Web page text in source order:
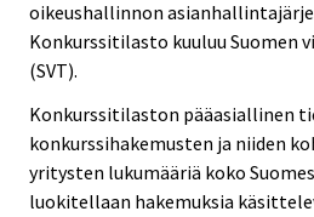
oikeushallinnon
Konkurssitilasto kuuluu Suomen
(SVT).
Konkurssitilaston pääasiallinen
konkurssihakemusten ja niiden
yritysten lukumääriä koko
luokitellaan hakemuksia